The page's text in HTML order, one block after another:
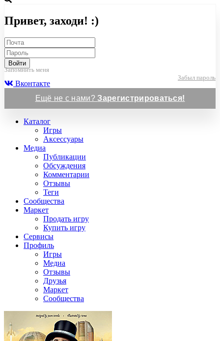
Привет, заходи! :)
Войти
Запомнить меня
Забыл пароль
Вконтакте
Ещё не с нами?Зарегистрироваться!
Каталог
Игры
Аксессуары
Медиа
Публикации
Обсуждения
Комментарии
Отзывы
Теги
Сообщества
Маркет
Продать игру
Купить игру
Сервисы
Профиль
Игры
Медиа
Отзывы
Друзья
Маркет
Сообщества